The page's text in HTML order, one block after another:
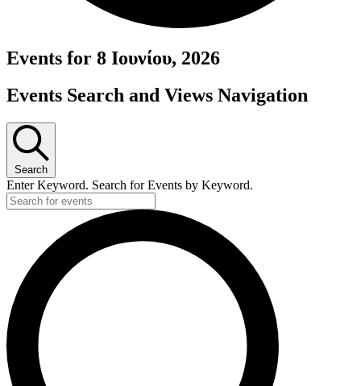
Events for 8 Ιουνίου, 2026
Events Search and Views Navigation
Search
Enter Keyword. Search for Events by Keyword.